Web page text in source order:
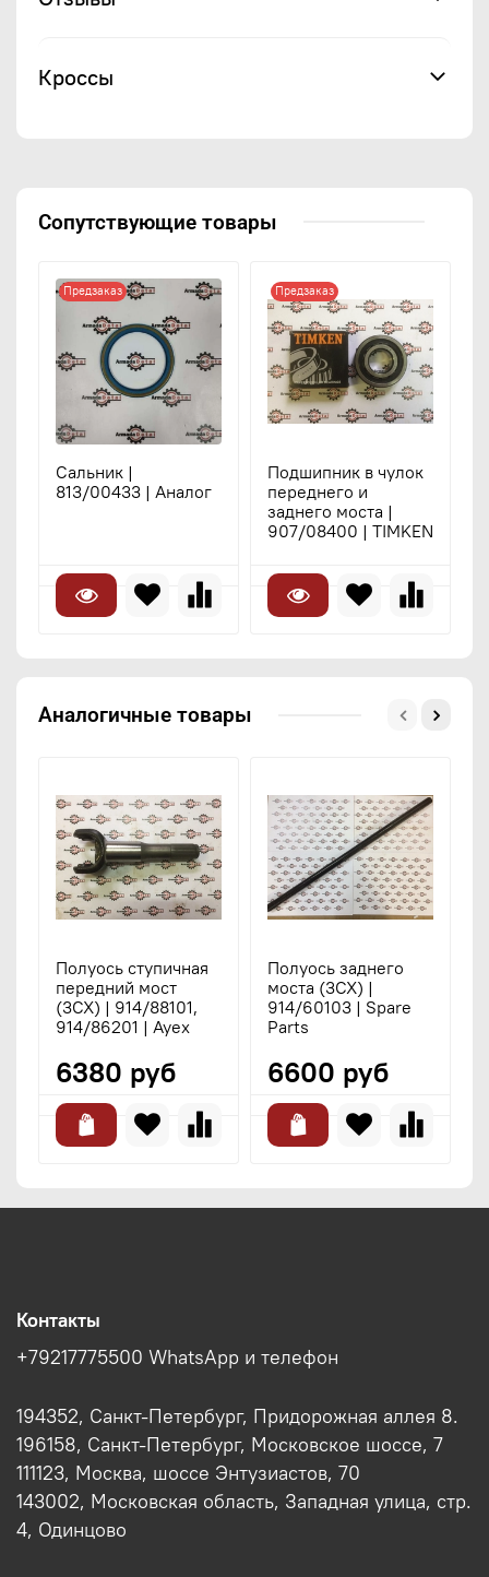
Кроссы
Сопутствующие товары
Предзаказ
Сальник |
813/00433 | Аналог
Предзаказ
Подшипник в чулок
переднего и
заднего моста |
907/08400 | TIMKEN
Аналогичные товары
Полуось ступичная
передний мост
(3CX) | 914/88101,
914/86201 | Ayex
6380 руб
Полуось заднего
моста (3CX) |
914/60103 | Spare
Parts
6600 руб
Контакты
+79217775500 WhatsApp и телефон
194352, Санкт-Петербург, Придорожная аллея 8.
196158, Санкт-Петербург, Московское шоссе, 7
111123, Москва, шоссе Энтузиастов, 70
143002, Московская область, Западная улица, стр.
4, Одинцово